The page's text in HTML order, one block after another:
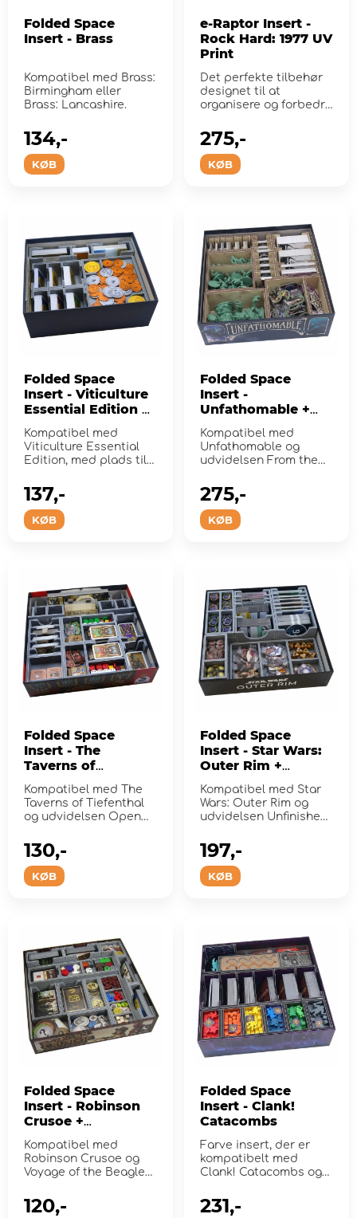
Folded Space
Insert - Brass
Kompatibel med Brass:
Birmingham eller
Brass: Lancashire.
KØB
134,-
e-Raptor Insert -
Rock Hard: 1977 UV
Print
Det perfekte tilbehør
designet til at
organisere og forbedre
KØB
275,-
Folded Space
Insert - Viticulture
Essential Edition +
Expansions
Kompatibel med
Viticulture Essential
Edition, med plads til 3
KØB
137,-
Folded Space
Insert -
Unfathomable +
expansion
Kompatibel med
Unfathomable og
udvidelsen From the
KØB
275,-
Folded Space
Insert - The
Taverns of
Kompatibel med The
Taverns of Tiefenthal
og udvidelsen Open
KØB
130,-
Folded Space
Insert - Star Wars:
Outer Rim +
Kompatibel med Star
Wars: Outer Rim og
udvidelsen Unfinished
KØB
197,-
Folded Space
Insert - Robinson
Crusoe +
Expansion
Kompatibel med
Robinson Crusoe og
Voyage of the Beagle
120,-
Folded Space
Insert - Clank!
Catacombs
Farve insert, der er
kompatibelt med
Clank! Catacombs og
Lost C...
231,-